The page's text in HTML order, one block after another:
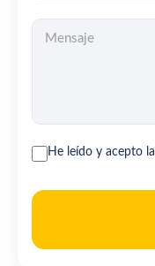
He leído y acepto la